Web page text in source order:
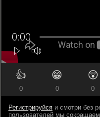
👍
0
😁
0
😲
0
Регистрируйся и смотри без
пользователей мы